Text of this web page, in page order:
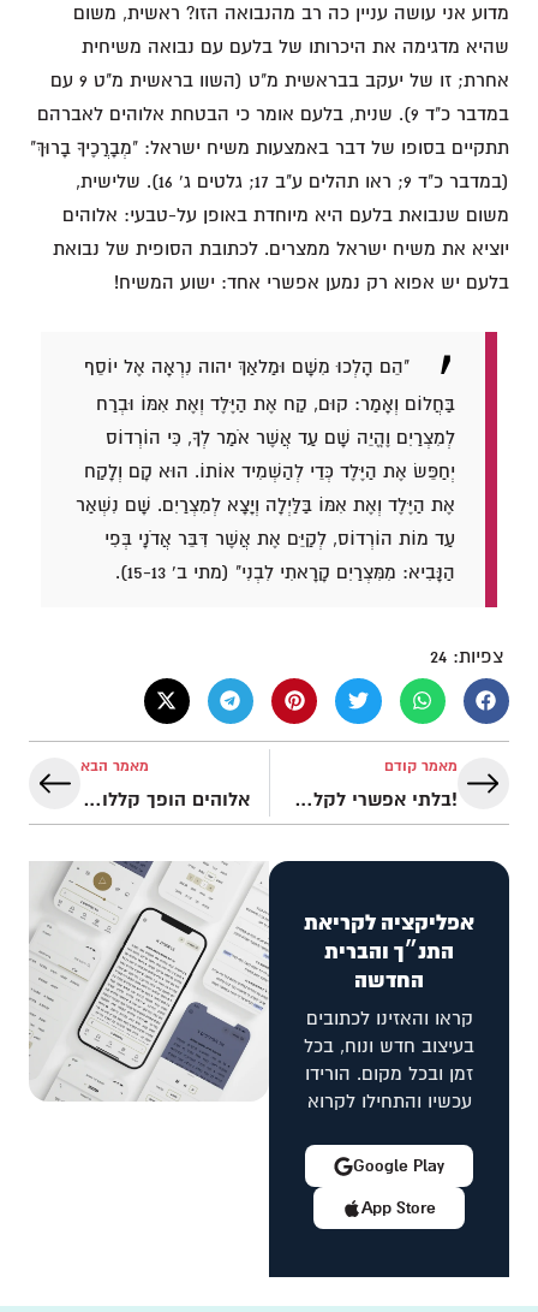
מדוע אני עושה עניין כה רב מהנבואה הזו? ראשית, משום
שהיא מדגימה את היכרותו של בלעם עם נבואה משיחית
אחרת; זו של יעקב בבראשית מ"ט (השוו בראשית מ"ט 9 עם
במדבר כ"ד 9). שנית, בלעם אומר כי הבטחת אלוהים לאברהם
תתקיים בסופו של דבר באמצעות משיח ישראל: "מְבָרֲכֶיךָ בָרוּךְ"
(במדבר כ"ד 9; ראו תהלים ע"ב 17; גלטים ג' 16). שלישית,
משום שנבואת בלעם היא מיוחדת באופן על-טבעי: אלוהים
יוציא את משיח ישראל ממצרים. לכתובת הסופית של נבואת
בלעם יש אפוא רק נמען אפשרי אחד: ישוע המשיח!
"הֵם הָלְכוּ מִשָּׁם וּמַלאַךְ יהוה נִרְאָה אֶל יוֹסֵף
בַּחֲלוֹם וְאָמַר: קוּם, קַח אֶת הַיֶּלֶד וְאֶת אִמּוֹ וּבְרַח
לְמִצְרַיִם וֶהֱיֵה שָׁם עַד אֲשֶׁר אֹמַר לְךָ, כִּי הוֹרְדוֹס
יְחַפֵּשׂ אֶת הַיֶּלֶד כְּדֵי לְהַשְׁמִיד אוֹתוֹ. הוּא קָם וְלָקַח
אֶת הַיֶּלֶד וְאֶת אִמּוֹ בַּלַּיְלָה וְיָצָא לְמִצְרַיִם. שָׁם נִשְׁאַר
עַד מוֹת הוֹרְדוֹס, לְקַיֵּם אֶת אֲשֶׁר דִּבֵּר אֲדֹנָי בְּפִי
הַנָּבִיא: מִמִּצְרַיִם קָרָאתִי לִבְנִי" (מתי ב' 15-13).
צפיות: 24
מאמר קודם
!בלתי אפשרי לקלל את העם שאלוהים בירך
מאמר הבא
אלוהים הופך קללות לניצחון
אפליקציה לקריאת
התנ״ך והברית
החדשה
קראו והאזינו לכתובים
בעיצוב חדש ונוח, בכל
זמן ובכל מקום. הורידו
עכשיו והתחילו לקרוא
App Store
Google Play